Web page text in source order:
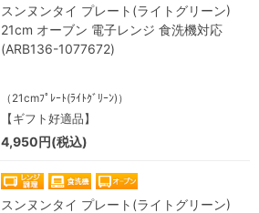
スンヌンタイ プレート(ライトグリーン)
21cm オーブン 電子レンジ 食洗機対応
(ARB136-1077672)
（21cmﾌﾟﾚｰﾄ(ﾗｲﾄｸﾞﾘｰﾝ)）
【ギフト好適品】
4,950円(税込)
スンヌンタイ プレート(ライトグリーン)